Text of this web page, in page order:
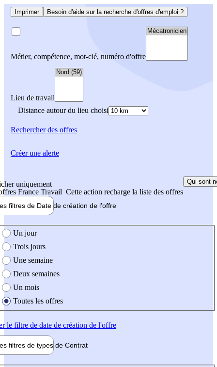
Imprimer Besoin d'aide sur la recherche d'offres d'emploi ?
Métier, compétence, mot-clé, numéro d'offre
Lieu de travail
Distance autour du lieu choisi
Rechercherdes offres
uniquement
France Travail Cette action recharge la liste des offres
Qui sont
filtres de Date de création de l'offre
création de l'offre
Un jour
Trois jours
Une semaine
Deux semaines
Un mois
Toutes les offres
le filtre de date de création de l'offre
filtres de types de Contrat
Créer une alerte